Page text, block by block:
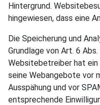
Hintergrund.
hingewiesen, dass eine
Die Speicherung und
Grundlage von Art. 6
Websitebetreiber hat
seine Webangebote vor
Ausspähung und vor
entsprechende